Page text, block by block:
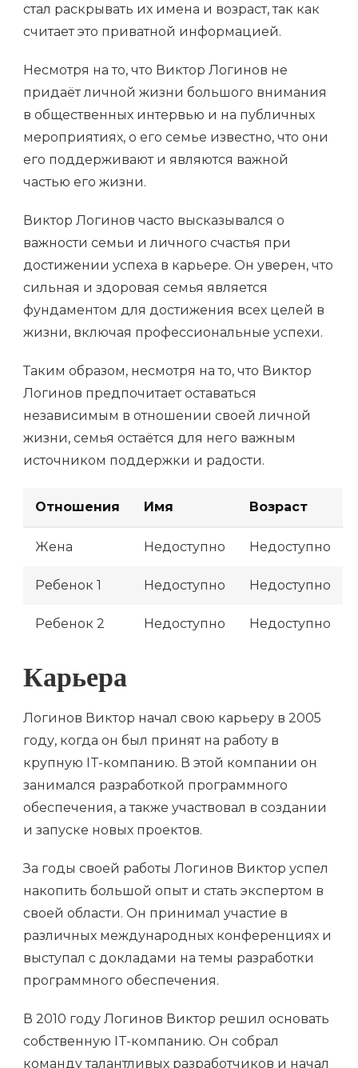
стал раскрывать их имена и возраст, так как
считает это приватной информацией.
Несмотря на то, что Виктор Логинов не
придаёт личной жизни большого внимания
в общественных интервью и на публичных
мероприятиях, о его семье известно, что они
его поддерживают и являются важной
частью его жизни.
Виктор Логинов часто высказывался о
важности семьи и личного счастья при
достижении успеха в карьере. Он уверен, что
сильная и здоровая семья является
фундаментом для достижения всех целей в
жизни, включая профессиональные успехи.
Таким образом, несмотря на то, что Виктор
Логинов предпочитает оставаться
независимым в отношении своей личной
жизни, семья остаётся для него важным
источником поддержки и радости.
Отношения Имя Возраст
Жена Недоступно Недоступно
Ребенок 1 Недоступно Недоступно
Ребенок 2 Недоступно Недоступно
Карьера
Логинов Виктор начал свою карьеру в 2005
году, когда он был принят на работу в
крупную IT-компанию. В этой компании он
занимался разработкой программного
обеспечения, а также участвовал в создании
и запуске новых проектов.
За годы своей работы Логинов Виктор успел
накопить большой опыт и стать экспертом в
своей области. Он принимал участие в
различных международных конференциях и
выступал с докладами на темы разработки
программного обеспечения.
В 2010 году Логинов Виктор решил основать
собственную IT-компанию. Он собрал
команду талантливых разработчиков и начал